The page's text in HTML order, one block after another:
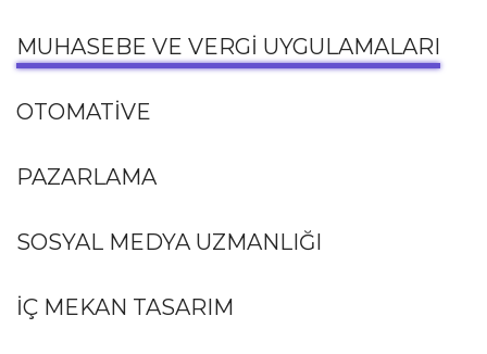
MUHASEBE VE VERGI UYGULAMALARI
OTOMATIVE
PAZARLAMA
SOSYAL MEDYA UZMANLIĞI
İÇ MEKAN TASARIM